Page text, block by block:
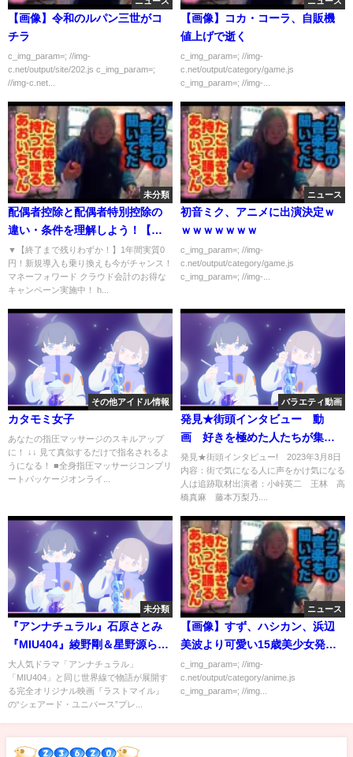
【画像】令和のルパン三世がコ
チラ
c_img_param=; //img-
c.net/output/site/202.js c_img_param=;
//img-c.net...
【画像】コカ・コーラ、自販機
値上げで逝く
c_img_param=; //img-
c.net/output/category/game.js
c_img_param=; //img-...
未分類
配偶者控除と配偶者特別控除の
違い・条件を理解しよう！【所
得税】
▼【終了まで残りわずか！】1年間実質0
円！新規導入も乗り換えも今がチャンス！
マネーフォワード クラウド会計のお得な
キャンペーン実施中！ h...
ニュース
初音ミク、アニメに出演決定ｗ
ｗｗｗｗｗｗｗ
c_img_param=; //img-
c.net/output/category/game.js
c_img_param=; //img-...
その他アイドル情報
カタモミ女子
あなたの指圧マッサージのスキルアップ
に！ ↓↓ 見て真似するだけで指名されるよ
うになる！ ■全身指圧マッサージコンプリ
ートパッケージオンライ...
バラエティ動画
発見★街頭インタビュー 動
画 好きを極めた人たちが集
合 3月8日
発見★街頭インタビュー! 2023年3月8日
内容：街で気になる人に声をかけ気になる
人は追跡取材出演者：小峠英二 王林 高
橋真麻 藤本万梨乃....
未分類
『アンナチュラル』石原さとみ
『MIU404』綾野剛＆星野源ら豪
華キャスト集結！ 映画『ラス
トマイル』“シェアード・ユニバ
ース”プレミアイベント
大人気ドラマ「アンナチュラル」
「MIU404」と同じ世界線で物語が展開す
る完全オリジナル映画『ラストマイル』
の“シェアード・ユニバース”プレ...
ニュース
【画像】すず、ハシカン、浜辺
美波より可愛い15歳美少女発見
される
c_img_param=; //img-
c.net/output/category/anime.js
c_img_param=; //img...